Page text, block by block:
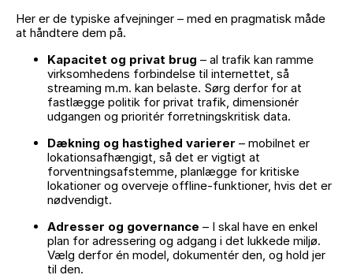
Her er de typiske afvejninger – med en pragmatisk måde
at håndtere dem på.
Kapacitet og privat brug – al trafik kan ramme
virksomhedens forbindelse til internettet, så
streaming m.m. kan belaste. Sørg derfor for at
fastlægge politik for privat trafik, dimensionér
udgangen og prioritér forretningskritisk data.
Dækning og hastighed varierer – mobilnet er
lokationsafhængigt, så det er vigtigt at
forventningsafstemme, planlægge for kritiske
lokationer og overveje offline-funktioner, hvis det er
nødvendigt.
Adresser og governance – I skal have en enkel
plan for adressering og adgang i det lukkede miljø.
Vælg derfor én model, dokumentér den, og hold jer
til den.